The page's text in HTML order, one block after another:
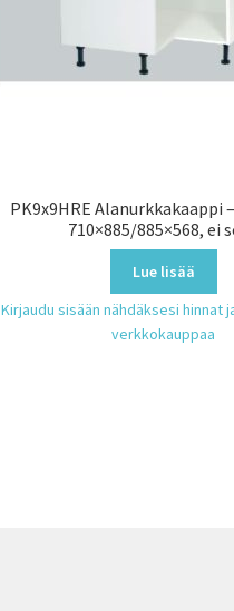
PK9x9HRE Alanurkkakaappi
710×885/885×568, ei
Lue lisää
Kirjaudu sisään nähdäksesi hinnat
verkkokauppaa